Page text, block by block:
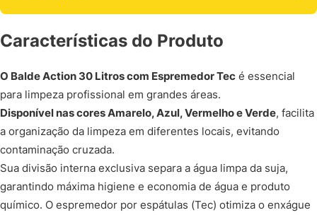
Características do Produto
O Balde Action 30 Litros com Espremedor Tec é essencial
para limpeza profissional em grandes áreas.
Disponível nas cores Amarelo, Azul, Vermelho e Verde, facilita
a organização da limpeza em diferentes locais, evitando
contaminação cruzada.
Sua divisão interna exclusiva separa a água limpa da suja,
garantindo máxima higiene e economia de água e produto
químico. O espremedor por espátulas (Tec) otimiza o enxágue